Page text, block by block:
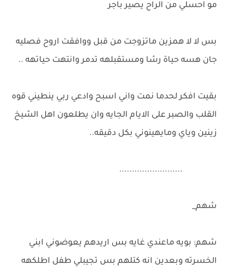
مو احسلي من الراح يصير باجر
بس لا لا همزين ماتزوجت من قبل ووافقت اروح فصليه
جان هسه حياة رشا ومستقبلهه تدمر وانتهت حياتهه ..
بقيت افكر لحدما نمت واني اسبح وادعي ربي ينطيني قوه
القلب والصبر على الايام الجايه وان يطلعون اهل الشيخ
زينين وياي ومايهينوني بكل دقيقه..
.........................
شهم_
شهم: بويه ماعندي غايه بس اريدهم يعوضوني ابني
الخسرته وبعدين انه كتلهم بس تجيبلي طفل اطلكهه